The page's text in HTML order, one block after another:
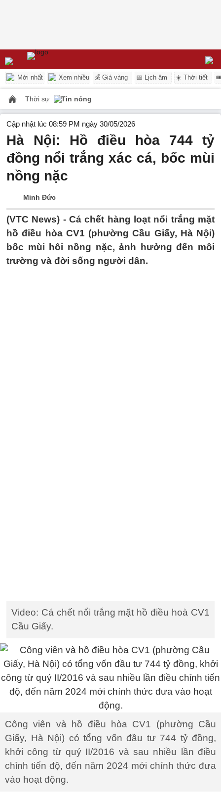
Mới nhất Xem nhiều 💰 Giá vàng 📅 Lịch âm ☀️ Thời tiết
Thời sự Tin nóng
Cập nhật lúc 08:59 PM ngày 30/05/2026
Hà Nội: Hồ điều hòa 744 tỷ
đồng nổi trắng xác cá, bốc mùi
nồng nặc
Minh Đức
(VTC News) - Cá chết hàng loạt nổi trắng mặt
hồ điều hòa CV1 (phường Cầu Giấy, Hà Nội)
bốc mùi hôi nồng nặc, ảnh hưởng đến môi
trường và đời sống người dân.
Video: Cá chết nổi trắng mặt hồ điều hoà CV1
Cầu Giấy.
Công viên và hồ điều hòa CV1 (phường Cầu
Giấy, Hà Nội) có tổng vốn đầu tư 744 tỷ đồng,
khởi công từ quý II/2016 và sau nhiều lần điều
chỉnh tiến độ, đến năm 2024 mới chính thức đưa
vào hoạt động.